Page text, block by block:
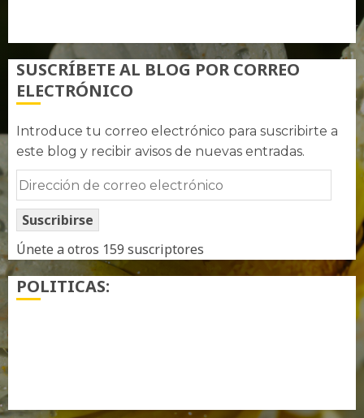
SUSCRÍBETE AL BLOG POR CORREO
ELECTRÓNICO
Introduce tu correo electrónico para suscribirte a
este blog y recibir avisos de nuevas entradas.
Dirección
de
correo
electrónico
Suscribirse
Únete a otros 159 suscriptores
POLITICAS: